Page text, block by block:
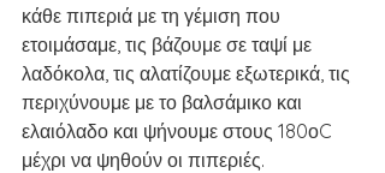
κάθε πιπεριά με τη γέμιση που
ετοιμάσαμε, τις βάζουμε σε ταψί με
λαδόκολα, τις αλατίζουμε εξωτερικά, τις
περιχύνουμε με το βαλσάμικο και
ελαιόλαδο και ψήνουμε στους 180οC
μέχρι να ψηθούν οι πιπεριές.